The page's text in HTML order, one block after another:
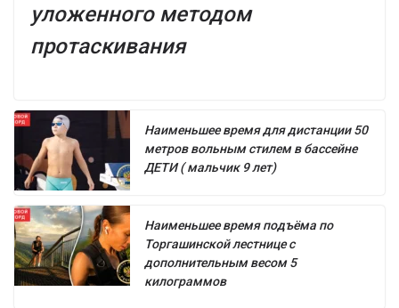
уложенного методом
протаскивания
Наименьшее время для дистанции 50
метров вольным стилем в бассейне
ДЕТИ ( мальчик 9 лет)
Наименьшее время подъёма по
Торгашинской лестнице с
дополнительным весом 5
килограммов